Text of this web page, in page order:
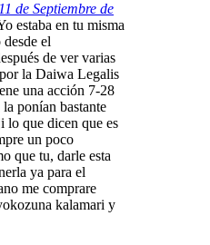
de Septiembre de
estaba en tu misma
el
de ver varias
la Daiwa Legalis
una acción 7-28
ponían bastante
lo que dicen que es
un poco
que tu, darle esta
ya para el
me comprare
kalamari y